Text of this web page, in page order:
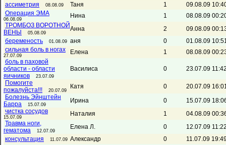
ассиметрия
08.08.09 Таня 1
09.08.09
Операция ЭМА
06.08.09 Нина 1
08.08.09
ТРОМБОЗ ВОРОТНОЙ
ВЕНЫ
05.08.09
Анна 2
09.08.09
беременость
01.08.09 аня 0
01.08.09
сильная боль в ногах
27.07.09 Елена 1
08.08.09
боль в паховой
области - области
яичников
23.07.09
Василиса 0
23.07.09
Помогите
пожалуйста!!!
20.07.09
Катя 0
20.07.09
Болезнь Эйнштейн
Барра
15.07.09
Ирина 0
15.07.09
чистка сосудов
15.07.09 Наталия 1
04.08.09
Травма ноги,
гематома
12.07.09
Елена Л. 0
12.07.09
консультация
11.07.09 Александр 0 11.07.09